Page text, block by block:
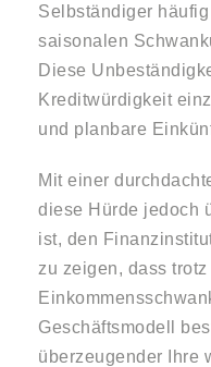
Selbständiger
saisonalen
Diese
Kreditwürdigkeit
und planbare
Mit einer
diese Hürde jedoch
ist, den
zu zeigen, dass trotz
Geschäftsmodell
überzeugender Ihre